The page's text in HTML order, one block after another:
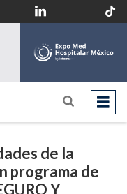
de la
programa de
Y